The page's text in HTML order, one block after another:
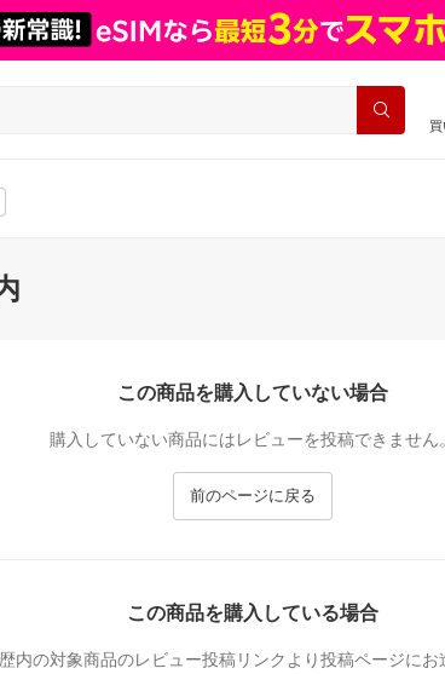
この商品を購入していない場合
購入していない商品にはレビューを投稿できません。
前のページに戻る
この商品を購入している場合
内の対象商品のレビュー投稿リンクより投稿ページにお